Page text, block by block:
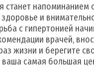
станет напоминанием
и
с гипертонией
врачей,
жизни и берегите
самая большая